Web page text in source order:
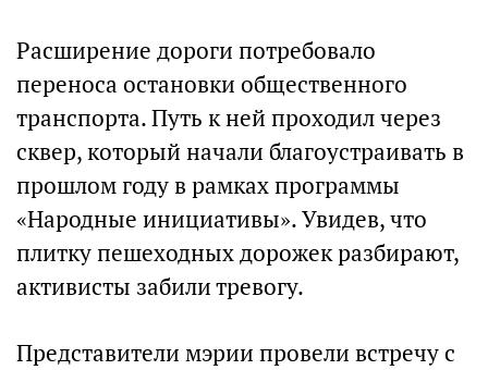
Расширение дороги потребовало
переноса остановки общественного
транспорта. Путь к ней проходил через
сквер, который начали благоустраивать в
прошлом году в рамках программы
«Народные инициативы». Увидев, что
плитку пешеходных дорожек разбирают,
активисты забили тревогу.
Представители мэрии провели встречу с